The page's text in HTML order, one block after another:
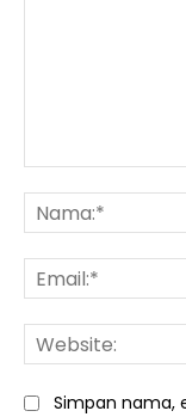
Simpan nama,